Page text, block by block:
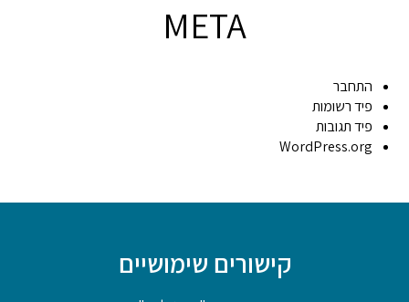
META
התחבר
פיד רשומות
פיד תגובות
WordPress.org
קישורים שימושיים